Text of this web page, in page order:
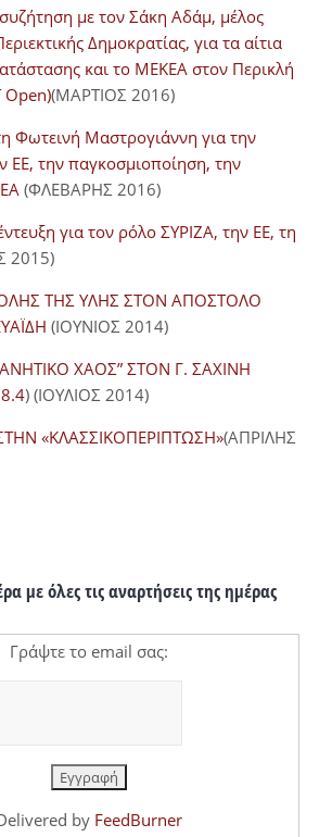
με τον Σάκη Αδάμ, μέλος
Δημοκρατίας, για τα αίτια
και το ΜΕΚΕΑ στον Περικλή
Open)(ΜΑΡΤΙΟΣ 2016)
Φωτεινή Μαστρογιάννη για την
ΕΕ, την παγκοσμιοποίηση, την
(ΦΛΕΒΑΡΗΣ 2016)
για τον ρόλο ΣΥΡΙΖΑ, την ΕΕ, τη
2015)
ΤΗΣ ΥΛΗΣ ΣΤΟΝ ΑΠΟΣΤΟΛΟ
(ΙΟΥΝΙΟΣ 2014)
ΧΑΟΣ” ΣΤΟΝ Γ. ΣΑΧΙΝΗ
) (ΙΟΥΛΙΟΣ 2014)
«ΚΛΑΣΣΙΚΟΠΕΡΙΠΤΩΣΗ»(ΑΠΡΙΛΗΣ
με όλες τις αναρτήσεις της ημέρας
Γράψτε το email σας:
by FeedBurner